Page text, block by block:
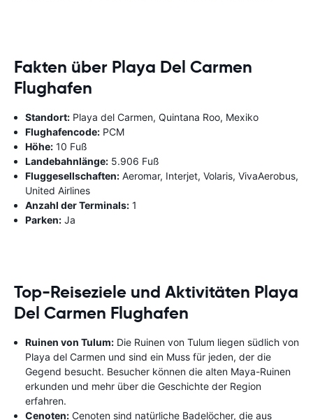
Fakten über Playa Del Carmen
Flughafen
Standort: Playa del Carmen, Quintana Roo, Mexiko
Flughafencode: PCM
Höhe: 10 Fuß
Landebahnlänge: 5.906 Fuß
Fluggesellschaften: Aeromar, Interjet, Volaris, VivaAerobus,
United Airlines
Anzahl der Terminals: 1
Parken: Ja
Top-Reiseziele und Aktivitäten Playa
Del Carmen Flughafen
Ruinen von Tulum: Die Ruinen von Tulum liegen südlich von
Playa del Carmen und sind ein Muss für jeden, der die
Gegend besucht. Besucher können die alten Maya-Ruinen
erkunden und mehr über die Geschichte der Region
erfahren.
Cenoten: Cenoten sind natürliche Badelöcher, die aus